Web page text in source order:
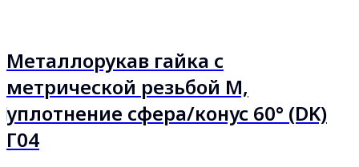
Металлорукав гайка с
метрической резьбой М,
уплотнение сфера/конус 60° (DK)
Г04